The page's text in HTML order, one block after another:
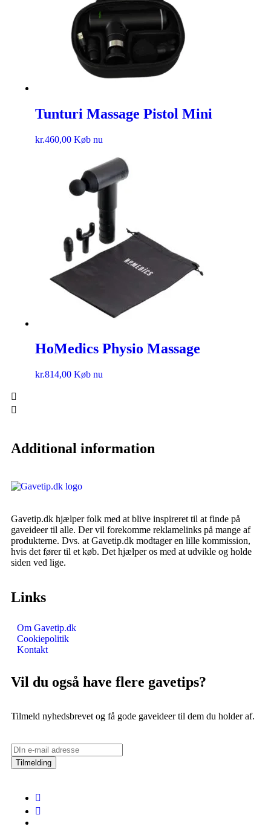
Tunturi Massage Pistol Mini
kr.460,00 Køb nu
HoMedics Physio Massage
kr.814,00 Køb nu
Additional information
Gavetip.dk hjælper folk med at blive inspireret til at finde på
gaveideer til alle. Der vil forekomme reklamelinks på mange af
produkterne. Dvs. at Gavetip.dk modtager en lille kommission,
hvis det fører til et køb. Det hjælper os med at udvikle og holde
siden ved lige.
Links
Om Gavetip.dk
Cookiepolitik
Kontakt
Vil du også have flere gavetips?
Tilmeld nyhedsbrevet og få gode gaveideer til dem du holder af.
Tilmelding